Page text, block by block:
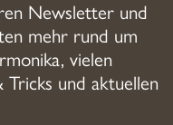
Newsletter und
mehr rund um
vielen
und aktuellen